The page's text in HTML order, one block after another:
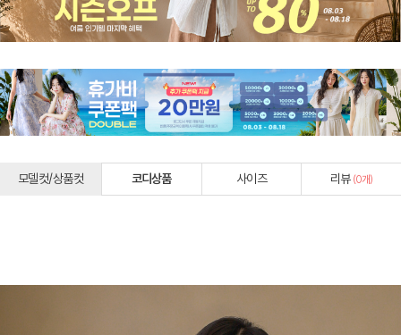
모델컷/상품컷 코디상품 사이즈 리뷰 (0개)